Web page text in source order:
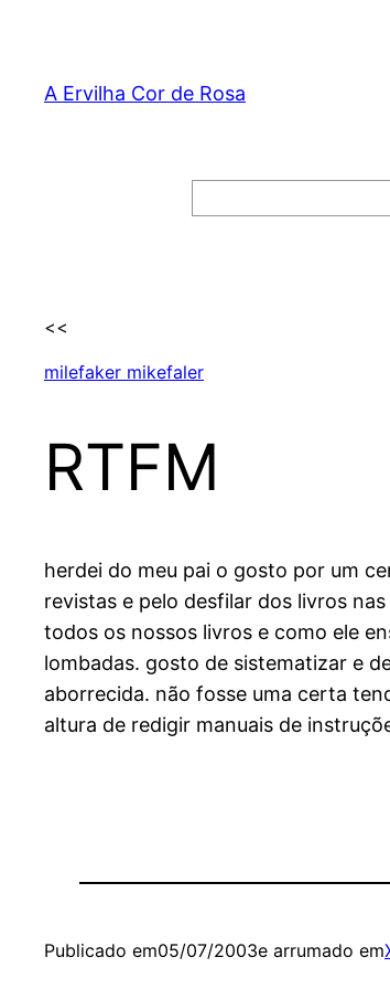
content
A Ervilha Cor de Rosa
<<
milefaker mikefaler
RTFM
herdei do meu pai o gosto por um
revistas e pelo desfilar dos livros
todos os nossos livros e como ele
lombadas. gosto de sistematizar e
aborrecida. não fosse uma certa
altura de redigir manuais de
Publicado em05/07/2003e arrumado em